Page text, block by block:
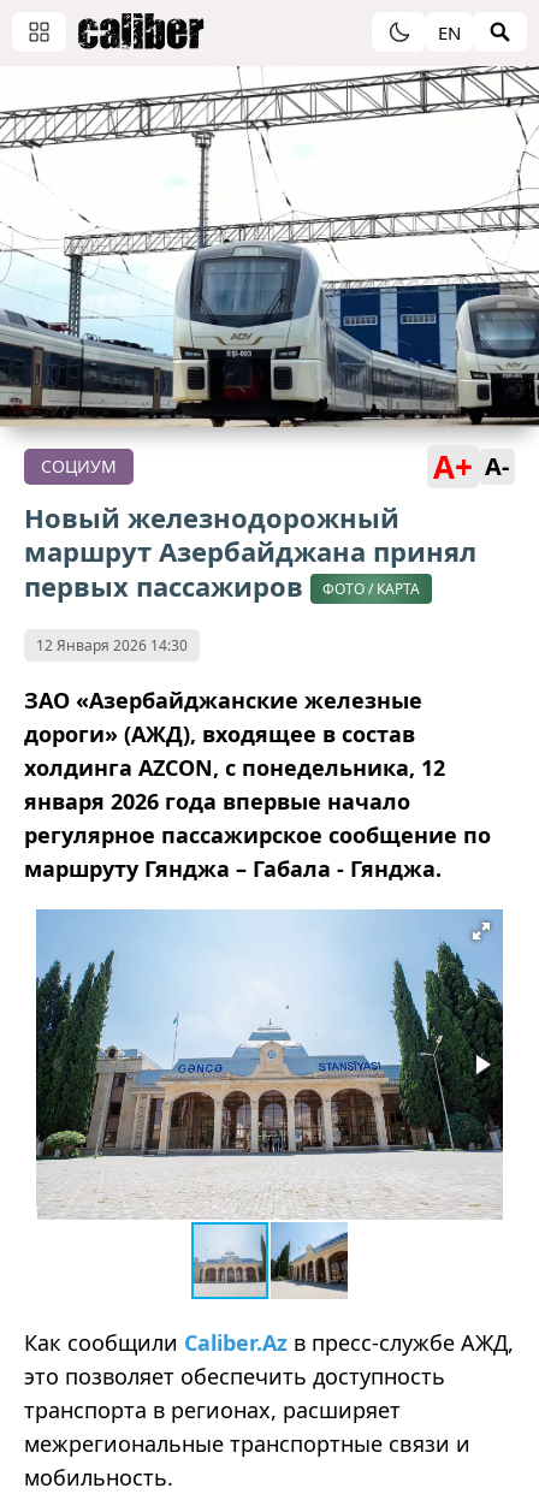
EN
СОЦИУМ A+ A-
Новый железнодорожный
маршрут Азербайджана принял
первых пассажиров
ФОТО / КАРТА
12 Января 2026 14:30
ЗАО «Азербайджанские железные
дороги» (АЖД), входящее в состав
холдинга AZCON, с понедельника, 12
января 2026 года впервые начало
регулярное пассажирское сообщение по
маршруту Гянджа – Габала - Гянджа.
Как сообщили Caliber.Az в пресс-службе АЖД,
это позволяет обеспечить доступность
транспорта в регионах, расширяет
межрегиональные транспортные связи и
мобильность.